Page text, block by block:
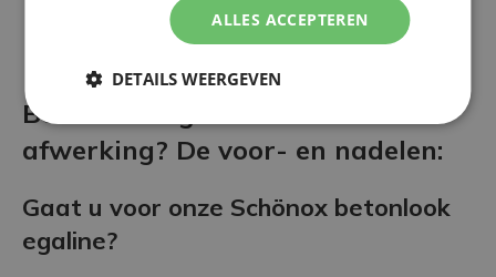
Betonlook Egaline als vloer
afwerking? De voor- en nadelen:
Gaat u voor onze Schönox betonlook
egaline?
ALLES ACCEPTEREN
DETAILS WEERGEVEN